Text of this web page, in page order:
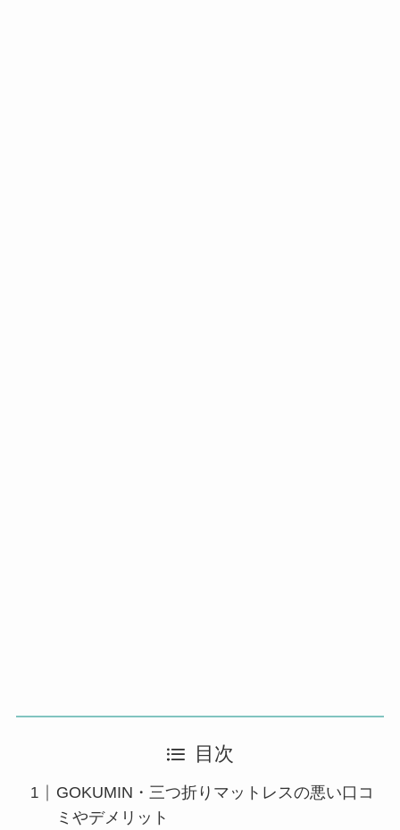
目次
GOKUMIN・三つ折りマットレスの悪い口コ
ミやデメリット